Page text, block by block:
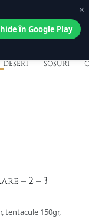
0
Pct 0
DESERT SOSURI
– 2 – 3
tentacule 150gr,
×
în Google Play